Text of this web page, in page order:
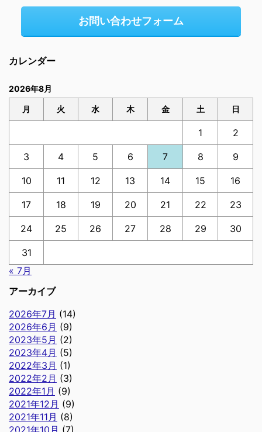
お問い合わせフォーム
カレンダー
2026年8月
月 火 水 木 金 土 日
1 2
3 4 5 6 7 8 9
10 11 12 13 14 15 16
17 18 19 20 21 22 23
24 25 26 27 28 29 30
31
« 7月
アーカイブ
2026年7月 (14)
2026年6月 (9)
2023年5月 (2)
2023年4月 (5)
2022年3月 (1)
2022年2月 (3)
2022年1月 (9)
2021年12月 (9)
2021年11月 (8)